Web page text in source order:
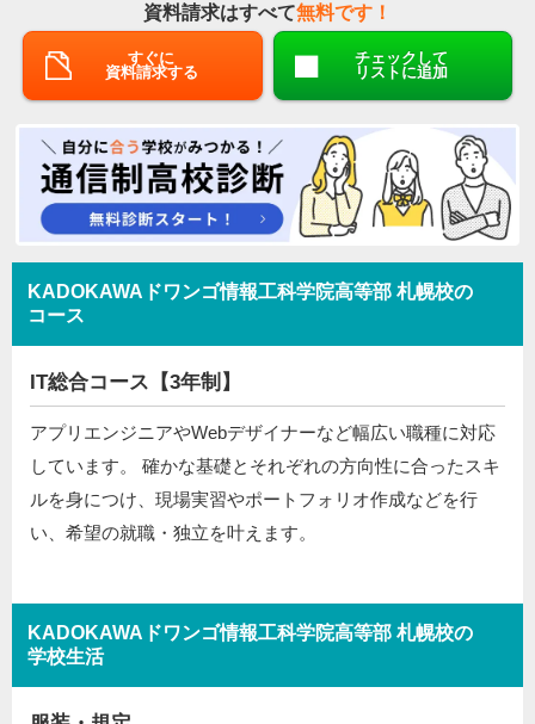
資料請求はすべて無料です！
すぐに
資料請求する
チェックして
リストに追加
KADOKAWAドワンゴ情報工科学院高等部 札幌校の
コース
IT総合コース【3年制】
アプリエンジニアやWebデザイナーなど幅広い職種に対応
しています。 確かな基礎とそれぞれの方向性に合ったスキ
ルを身につけ、現場実習やポートフォリオ作成などを行
い、希望の就職・独立を叶えます。
KADOKAWAドワンゴ情報工科学院高等部 札幌校の
学校生活